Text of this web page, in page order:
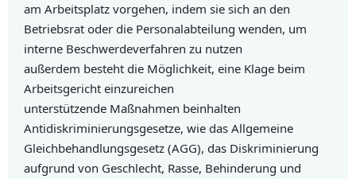
am Arbeitsplatz vorgehen, indem sie sich an den
Betriebsrat oder die Personalabteilung wenden, um
interne Beschwerdeverfahren zu nutzen
außerdem besteht die Möglichkeit, eine Klage beim
Arbeitsgericht einzureichen
unterstützende Maßnahmen beinhalten
Antidiskriminierungsgesetze, wie das Allgemeine
Gleichbehandlungsgesetz (AGG), das Diskriminierung
aufgrund von Geschlecht, Rasse, Behinderung und